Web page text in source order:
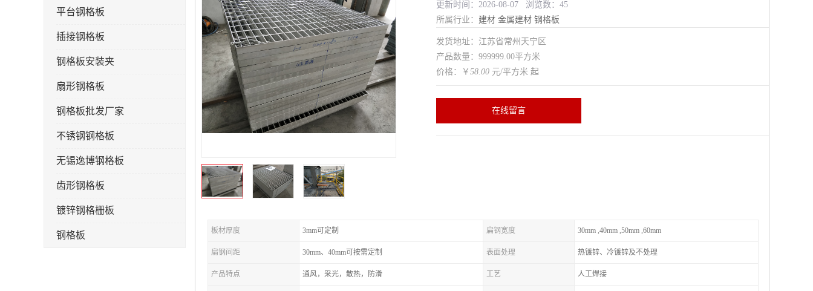
平台钢格板
插接钢格板
钢格板安装夹
扇形钢格板
钢格板批发厂家
不锈钢钢格板
无锡逸博钢格板
齿形钢格板
镀锌钢格栅板
钢格板
更新时间：2026-08-07 浏览数：45
所属行业： 建材 金属建材 钢格板
发货地址：江苏省常州天宁区
产品数量：999999.00平方米
价格：￥ 58.00 元/平方米 起
在线留言
板材厚度 3mm可定制 扁钢宽度 30mm ,40mm ,50mm ,60mm
扁钢间距 30mm、40mm可按需定制 表面处理 热镀锌、冷镀锌及不处理
产品特点 通风，采光，散热，防滑 工艺 人工焊接